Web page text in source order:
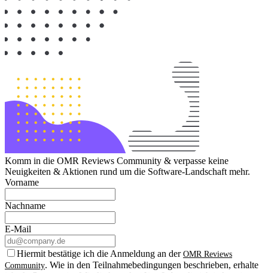
Komm in die OMR Reviews Community & verpasse keine
Neuigkeiten & Aktionen rund um die Software-Landschaft mehr.
Vorname
Nachname
E-Mail
Hiermit bestätige ich die Anmeldung an der OMR Reviews
Community. Wie in den Teilnahmebedingungen beschrieben, erhalte